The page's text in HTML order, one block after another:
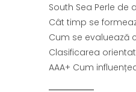
South Sea Perle de
Cât timp se
Cum se evaluează
Clasificarea
AAA+ Cum